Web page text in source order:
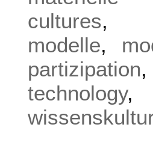
cultures
modelle,
partizipation
technology